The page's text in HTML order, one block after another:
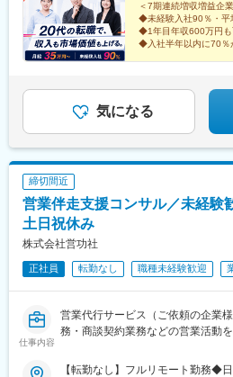
＜7期連続増収増益企
◆未経験入社90％・平
◆1年目年収600万円も
◆入社半年以内に70％
気になる
締切間近
営業伴走支援コンサル／未経験
土日祝休み
株式会社営功社
正社員 転勤なし 職種未経験歓迎
仕事内容
営業代行サービス（ご依頼の企業
務・商談契約業務などの営業活動を
【転勤なし】フルリモート勤務◆